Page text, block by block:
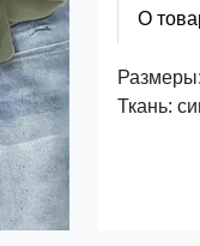
О
Ткань: